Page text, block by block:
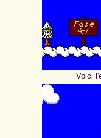
Voici